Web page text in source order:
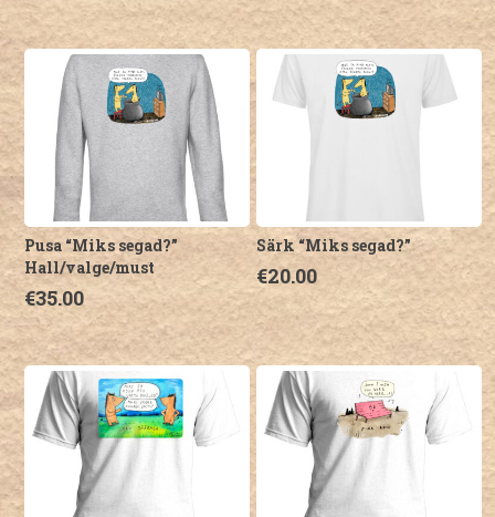
Sellel
tootel
on
varianti.
Valikuid
saab
tootelehel.
Sellel
tootel
on
mitu
varianti.
Valikuid
teha
Pusa “Miks segad?”
Hall/valge/must
€35.00
Sellel
tootel
on
mitu
varianti.
Valikuid
saab
teha
tootelehel.
Särk “Miks segad?”
€20.00
Sellel
tootel
on
mitu
varianti.
Valikuid
saab
tootelehel.